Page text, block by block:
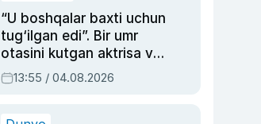
“U boshqalar baxti uchun
tug‘ilgan edi”. Bir umr
otasini kutgan aktrisa va
dublyaj ustasi Rimma
Ahmedovaning
13:55 / 04.08.2026